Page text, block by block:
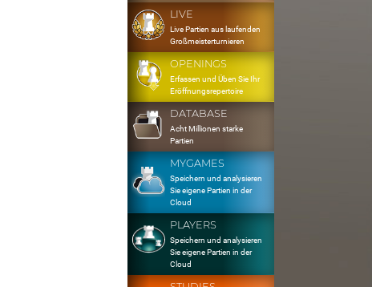
LIVE
Live Partien aus laufenden
Großmeisterturnieren
OPENINGS
Erfassen und Üben Sie Ihr
Eröffnungsrepertoire
DATABASE
Acht Millionen starke
Partien
MYGAMES
Speichern und analysieren
Sie eigene Partien in der
Cloud
PLAYERS
Speichern und analysieren
Sie eigene Partien in der
Cloud